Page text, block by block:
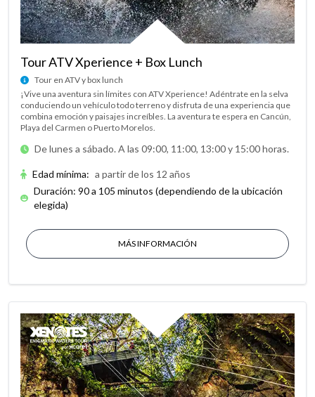
Tour ATV Xperience + Box Lunch
Tour en ATV y box lunch
¡Vive una aventura sin límites con ATV Xperience! Adéntrate en la selva
conduciendo un vehículo todo terreno y disfruta de una experiencia que
combina emoción y paisajes increíbles. La aventura te espera en Cancún,
Playa del Carmen o Puerto Morelos.
De lunes a sábado. A las 09:00, 11:00, 13:00 y 15:00 horas.
Edad mínima: a partir de los 12 años
Duración: 90 a 105 minutos (dependiendo de la ubicación
elegida)
MÁS INFORMACIÓN